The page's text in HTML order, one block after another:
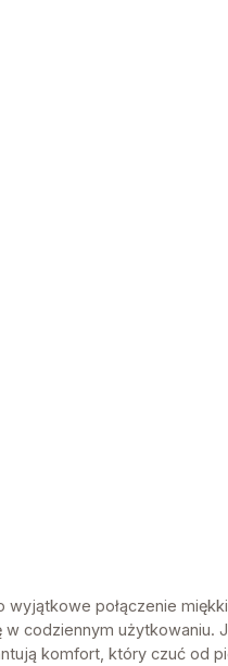
wyjątkowe połączenie
codziennym użytkowaniu.
komfort, który czuć od